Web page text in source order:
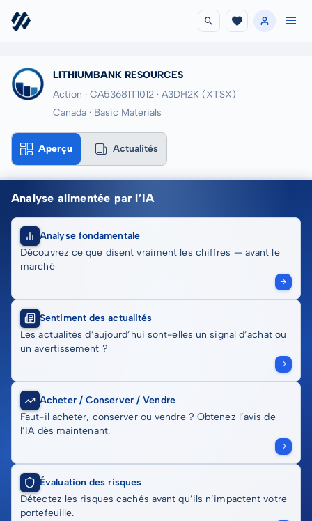
LITHIUMBANK RESOURCES
Action · CA53681T1012 · A3DH2K (XTSX)
Canada · Basic Materials
Aperçu Actualités
Analyse alimentée par l’IA
Analyse fondamentale
Découvrez ce que disent vraiment les chiffres — avant le
marché
Sentiment des actualités
Les actualités d’aujourd’hui sont-elles un signal d’achat ou
un avertissement ?
Acheter / Conserver / Vendre
Faut-il acheter, conserver ou vendre ? Obtenez l’avis de
l’IA dès maintenant.
Évaluation des risques
Détectez les risques cachés avant qu’ils n’impactent votre
portefeuille.